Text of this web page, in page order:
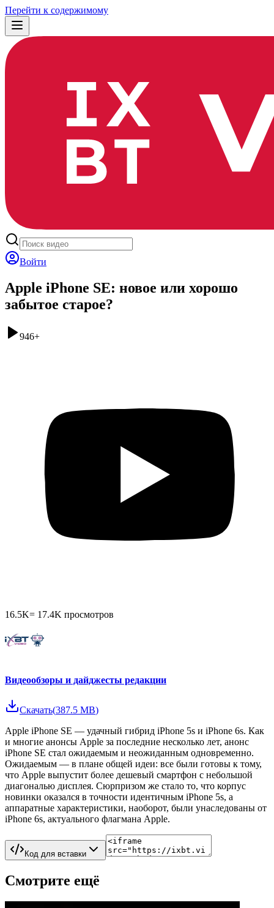
Перейти к содержимому
Войти
Apple iPhone SE: новое или хорошо
забытое старое?
946+
16.5K= 17.4K просмотров
Видеообзоры и дайджесты редакции
Скачать(387.5 MB)
Apple iPhone SE — удачный гибрид iPhone 5s и iPhone 6s. Как
и многие анонсы Apple за последние несколько лет, анонс
iPhone SE стал ожидаемым и неожиданным одновременно.
Ожидаемым — в плане общей идеи: все были готовы к тому,
что Apple выпустит более дешевый смартфон с небольшой
диагональю дисплея. Сюрпризом же стало то, что корпус
новинки оказался в точности идентичным iPhone 5s, а
аппаратные характеристики, наоборот, были унаследованы от
iPhone 6s, актуального флагмана Apple.
Код для вставки
Смотрите ещё